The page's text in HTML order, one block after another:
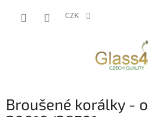
CZK
Broušené korálky -